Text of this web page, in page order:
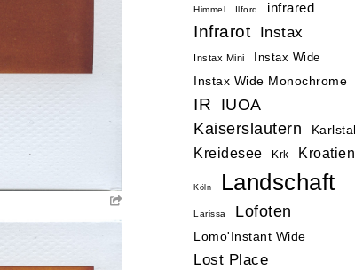
Himmel Ilford infrared
Infrarot Instax
Instax Mini
Instax Wide
Instax Wide Monochrome
IR
IUOA
Kaiserslautern
Karlstal
Kreidesee Krk Kroatien
Köln Landschaft
Larissa Lofoten
Lomo'Instant Wide
Lost Place